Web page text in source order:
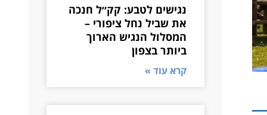
נגישים לטבע: קק״ל חנכה
את שביל נחל ציפורי –
המסלול הנגיש הארוך
ביותר בצפון
קרא עוד »